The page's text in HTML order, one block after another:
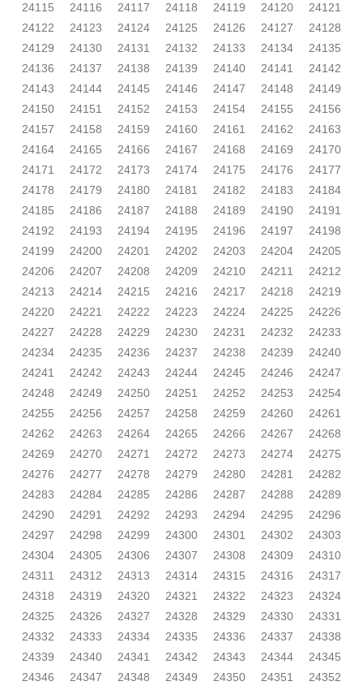
24115
24116 24117 24118 24119 24120
24121
24122
24123 24124 24125 24126 24127
24128
24129
24130 24131 24132 24133 24134
24135
24136
24137 24138 24139 24140 24141
24142
24143
24144 24145 24146 24147 24148
24149
24150
24151 24152 24153 24154 24155
24156
24157
24158 24159 24160 24161 24162
24163
24164
24165 24166 24167 24168 24169
24170
24171
24172 24173 24174 24175 24176
24177
24178
24179 24180 24181 24182 24183
24184
24185
24186 24187 24188 24189 24190
24191
24192
24193 24194 24195 24196 24197
24198
24199
24200 24201 24202 24203 24204
24205
24206
24207 24208 24209 24210 24211
24212
24213
24214 24215 24216 24217 24218
24219
24220
24221 24222 24223 24224 24225
24226
24227
24228 24229 24230 24231 24232
24233
24234
24235 24236 24237 24238 24239
24240
24241
24242 24243 24244 24245 24246
24247
24248
24249 24250 24251 24252 24253
24254
24255
24256 24257 24258 24259 24260
24261
24262
24263 24264 24265 24266 24267
24268
24269
24270 24271 24272 24273 24274
24275
24276
24277 24278 24279 24280 24281
24282
24283
24284 24285 24286 24287 24288
24289
24290
24291 24292 24293 24294 24295
24296
24297
24298 24299 24300 24301 24302
24303
24304
24305 24306 24307 24308 24309
24310
24311
24312 24313 24314 24315 24316
24317
24318
24319 24320 24321 24322 24323
24324
24325
24326 24327 24328 24329 24330
24331
24332
24333 24334 24335 24336 24337
24338
24339
24340 24341 24342 24343 24344
24345
24346
24347 24348 24349 24350 24351
24352